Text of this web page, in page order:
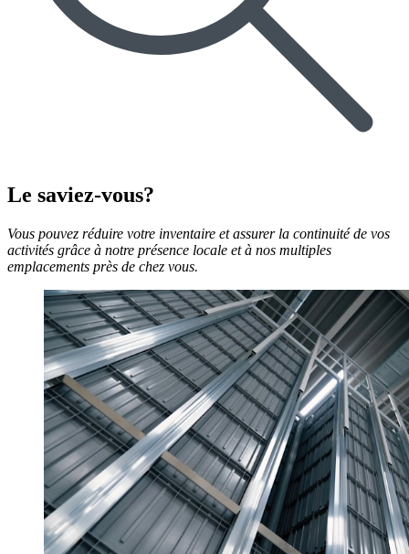
Le saviez-vous?
Vous pouvez réduire votre inventaire et assurer la continuité de vos
activités grâce à notre présence locale et à nos multiples
emplacements près de chez vous.